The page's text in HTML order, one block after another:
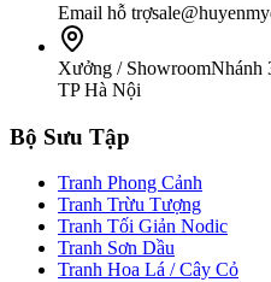
Email hỗ trợ
Xưởng / ShowroomNhánh
TP Hà Nội
Bộ Sưu Tập
Tranh Phong Cảnh
Tranh Trừu Tượng
Tranh Tối Giản Nodic
Tranh Sơn Dầu
Tranh Hoa Lá / Cây Cỏ